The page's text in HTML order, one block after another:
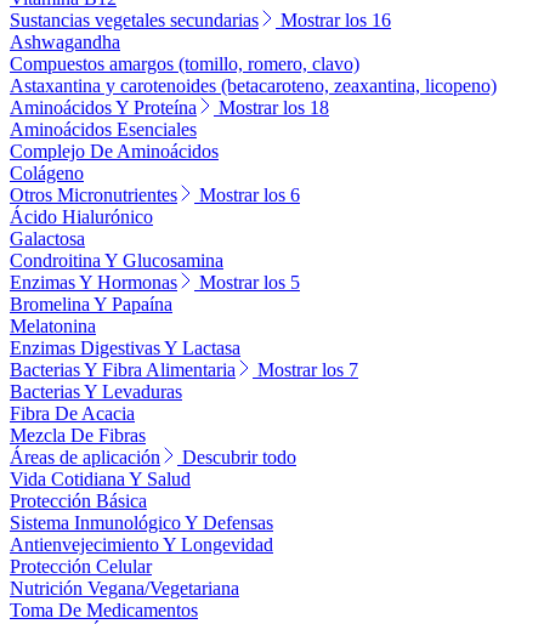
Sustancias vegetales secundarias
Mostrar los 16
Ashwagandha
Compuestos amargos (tomillo, romero, clavo)
Astaxantina y carotenoides (betacaroteno, zeaxantina, licopeno)
Aminoácidos Y Proteína
Mostrar los 18
Aminoácidos Esenciales
Complejo De Aminoácidos
Colágeno
Otros Micronutrientes
Mostrar los 6
Ácido Hialurónico
Galactosa
Condroitina Y Glucosamina
Enzimas Y Hormonas
Mostrar los 5
Bromelina Y Papaína
Melatonina
Enzimas Digestivas Y Lactasa
Bacterias Y Fibra Alimentaria
Mostrar los 7
Bacterias Y Levaduras
Fibra De Acacia
Mezcla De Fibras
Áreas de aplicación
Descubrir todo
Vida Cotidiana Y Salud
Protección Básica
Sistema Inmunológico Y Defensas
Antienvejecimiento Y Longevidad
Protección Celular
Nutrición Vegana/Vegetariana
Toma De Medicamentos